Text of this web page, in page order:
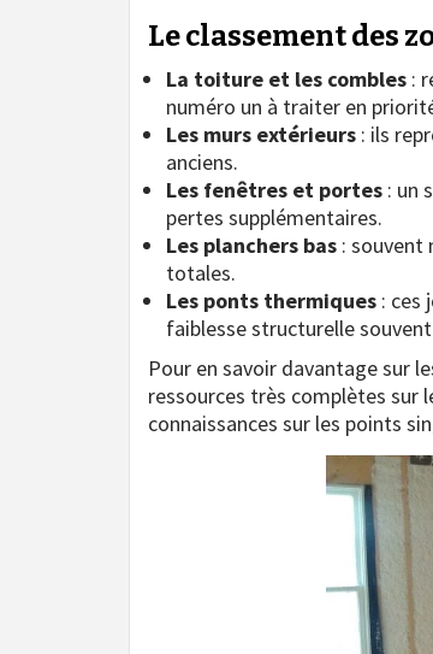
Le classement des
La toiture et les combles :
numéro un à traiter en
Les murs extérieurs : ils
anciens.
Les fenêtres et portes : un
pertes supplémentaires.
Les planchers bas : souvent
totales.
Les ponts thermiques : ces
faiblesse structurelle
Pour en savoir davantage sur
ressources très complètes sur
connaissances sur les points